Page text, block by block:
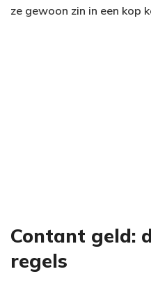
ze gewoon zin in een kop
Contant geld:
regels